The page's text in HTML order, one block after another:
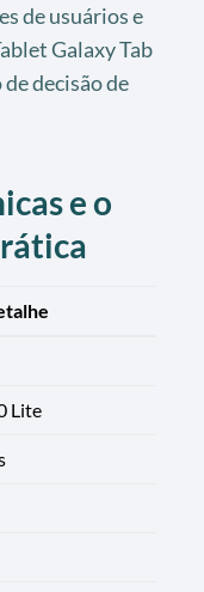
de usuários e
Galaxy Tab
decisão de
e o
Lite